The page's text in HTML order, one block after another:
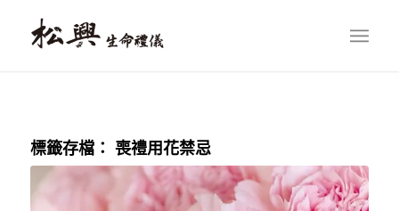
標籤存檔： 喪禮用花禁忌